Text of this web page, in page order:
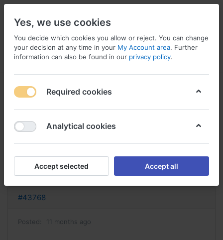
Menu Log in Compare Wishlist
acheter dulcolax suppositoire
commander dulcolax en ligne
Reply
#43768
Posted: 11 months ago
Yes, we use cookies
You decide which cookies you allow or reject. You can change
your decision at any time in your My Account area. Further
information can also be found in our privacy policy.
Required cookies
Analytical cookies
Accept selected Accept all